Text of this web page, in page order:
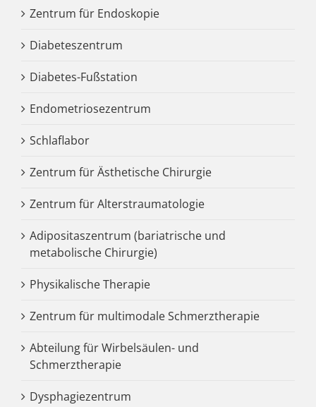
Zentrum für Endoskopie
Diabeteszentrum
Diabetes-Fußstation
Endometriosezentrum
Schlaflabor
Zentrum für Ästhetische Chirurgie
Zentrum für Alterstraumatologie
Adipositaszentrum (bariatrische und
metabolische Chirurgie)
Physikalische Therapie
Zentrum für multimodale Schmerztherapie
Abteilung für Wirbelsäulen- und
Schmerztherapie
Dysphagiezentrum